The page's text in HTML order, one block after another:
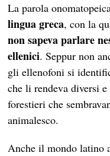
La parola
lingua greca, con la
non sapeva parlare
ellenici. Seppur non
gli ellenofoni si
che li rendeva diversi
forestieri che
animalesco.
Anche il mondo latino